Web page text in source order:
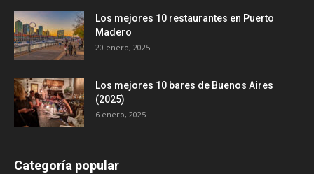
Los mejores 10 restaurantes en Puerto
Madero
20 enero, 2025
Los mejores 10 bares de Buenos Aires
(2025)
6 enero, 2025
Categoría popular